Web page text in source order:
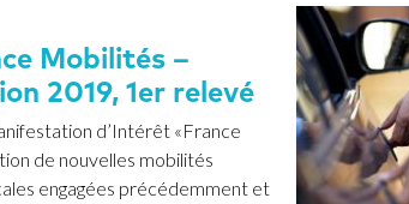
Mobilités –
2019, 1er relevé
d’Intérêt «France
de nouvelles mobilités
engagées précédemment et